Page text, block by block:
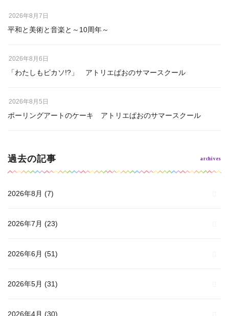
平和と美術と音楽と～10周年～
2026年8月7日
「わたしもピカソ!?」 アトリエぱおのサマースクール
2026年8月6日
ポーリングアートのケーキ アトリエぱおのサマースクール
2026年8月5日
過去の記事
2026年8月 (7)
2026年7月 (23)
2026年6月 (51)
2026年5月 (31)
2026年4月 (30)